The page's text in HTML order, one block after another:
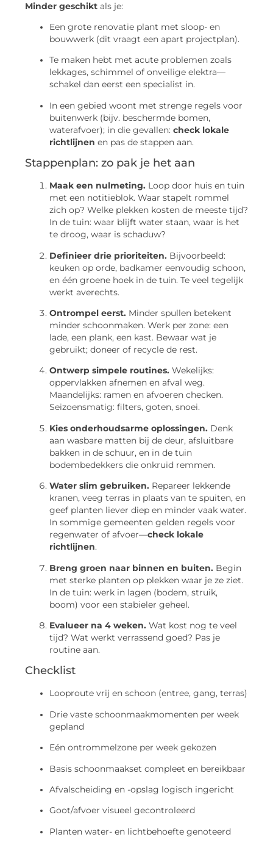
Minder geschikt als je:
Een grote renovatie plant met sloop- en
bouwwerk (dit vraagt een apart projectplan).
Te maken hebt met acute problemen zoals
lekkages, schimmel of onveilige elektra—
schakel dan eerst een specialist in.
In een gebied woont met strenge regels voor
buitenwerk (bijv. beschermde bomen,
waterafvoer); in die gevallen: check lokale
richtlijnen en pas de stappen aan.
Stappenplan: zo pak je het aan
Maak een nulmeting. Loop door huis en tuin
met een notitieblok. Waar stapelt rommel
zich op? Welke plekken kosten de meeste tijd?
In de tuin: waar blijft water staan, waar is het
te droog, waar is schaduw?
Definieer drie prioriteiten. Bijvoorbeeld:
keuken op orde, badkamer eenvoudig schoon,
en één groene hoek in de tuin. Te veel tegelijk
werkt averechts.
Ontrompel eerst. Minder spullen betekent
minder schoonmaken. Werk per zone: een
lade, een plank, een kast. Bewaar wat je
gebruikt; doneer of recycle de rest.
Ontwerp simpele routines. Wekelijks:
oppervlakken afnemen en afval weg.
Maandelijks: ramen en afvoeren checken.
Seizoensmatig: filters, goten, snoei.
Kies onderhoudsarme oplossingen. Denk
aan wasbare matten bij de deur, afsluitbare
bakken in de schuur, en in de tuin
bodembedekkers die onkruid remmen.
Water slim gebruiken. Repareer lekkende
kranen, veeg terras in plaats van te spuiten, en
geef planten liever diep en minder vaak water.
In sommige gemeenten gelden regels voor
regenwater of afvoer—check lokale
richtlijnen.
Breng groen naar binnen en buiten. Begin
met sterke planten op plekken waar je ze ziet.
In de tuin: werk in lagen (bodem, struik,
boom) voor een stabieler geheel.
Evalueer na 4 weken. Wat kost nog te veel
tijd? Wat werkt verrassend goed? Pas je
routine aan.
Checklist
Looproute vrij en schoon (entree, gang, terras)
Drie vaste schoonmaakmomenten per week
gepland
Eén ontrommelzone per week gekozen
Basis schoonmaakset compleet en bereikbaar
Afvalscheiding en -opslag logisch ingericht
Goot/afvoer visueel gecontroleerd
Planten water- en lichtbehoefte genoteerd